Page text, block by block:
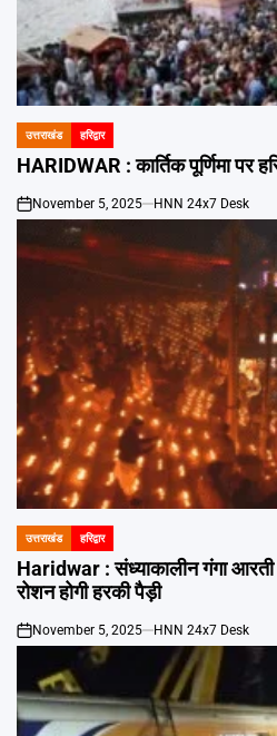
POSTED
IN
उत्तराखंड हरिद्वार
HARIDWAR : कार्तिक पूर्णिमा पर
on
November 5, 2025 HNN 24x7 Desk
POSTED
IN
उत्तराखंड हरिद्वार
Haridwar : संध्याकालीन गंगा
रोशन होगी हरकी पैड़ी
on
November 5, 2025 HNN 24x7 Desk